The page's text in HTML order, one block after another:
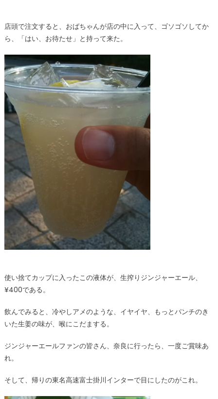
店頭で注文すると、おばちゃんが店の中に入って、ゴソゴソしてか
ら、「はい、お待たせ」と持って来た。
使い捨てカップに入ったこの液体が、生搾りジンジャーエール、
¥400である。
飲んでみると、冷やしアメのような、イヤイヤ、もっとパンチのき
いた生姜の味が、喉にこだまする。
ジンジャーエールファンの皆さん、奈良に行ったら、一度ご賞味あ
れ。
そして、帰りの東名高速富士掛川インターで目にしたのがこれ。